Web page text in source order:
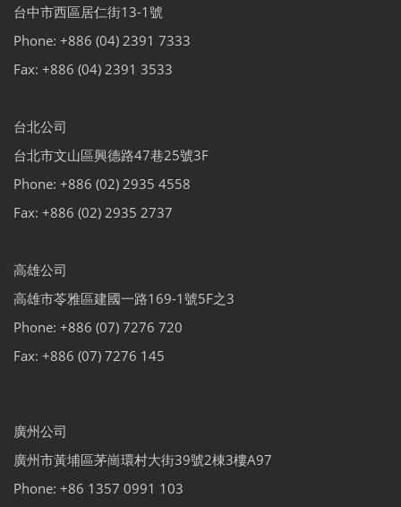
台中市西區居仁街13-1號
Phone: +886 (04) 2391 7333
Fax: +886 (04) 2391 3533
台北公司
台北市文山區興德路47巷25號3F
Phone: +886 (02) 2935 4558
Fax: +886 (02) 2935 2737
高雄公司
高雄市苓雅區建國一路169-1號5F之3
Phone: +886 (07) 7276 720
Fax: +886 (07) 7276 145
廣州公司
廣州市黃埔區茅崗環村大街39號2棟3樓A97
Phone: +86 1357 0991 103